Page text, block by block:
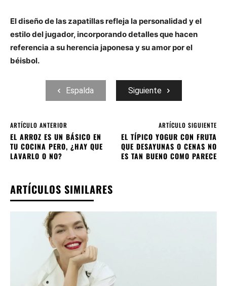
El diseño de las zapatillas refleja la personalidad y el
estilo del jugador, incorporando detalles que hacen
referencia a su herencia japonesa y su amor por el
béisbol.
Espalda Siguiente
ARTÍCULO ANTERIOR
EL ARROZ ES UN BÁSICO EN
TU COCINA PERO, ¿HAY QUE
LAVARLO O NO?
ARTÍCULO SIGUIENTE
EL TÍPICO YOGUR CON FRUTA
QUE DESAYUNAS O CENAS NO
ES TAN BUENO COMO PARECE
ARTÍCULOS SIMILARES